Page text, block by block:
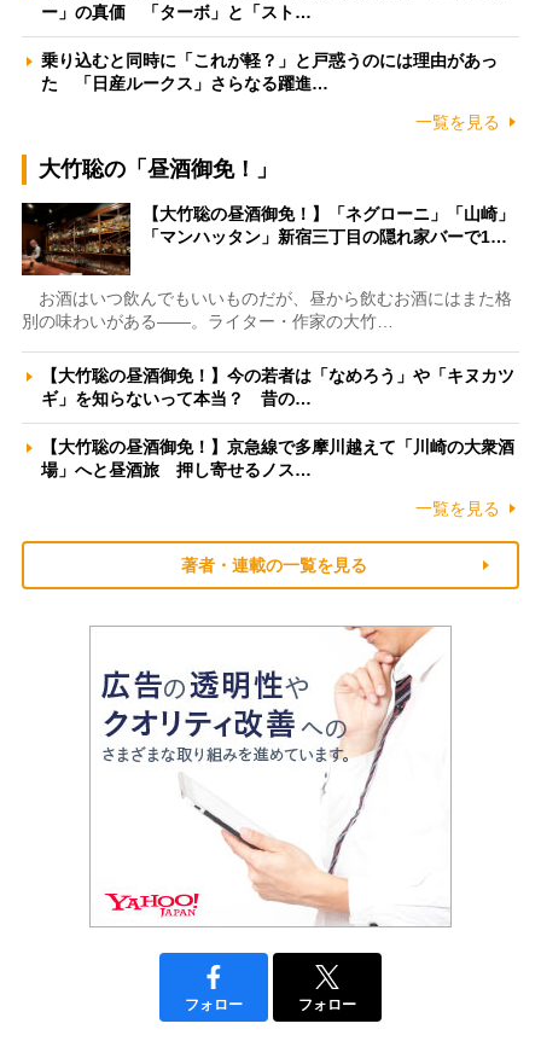
ー」の真価 「ターボ」と「スト…
乗り込むと同時に「これが軽？」と戸惑うのには理由があっ
た 「日産ルークス」さらなる躍進…
一覧を見る
大竹聡の「昼酒御免！」
【大竹聡の昼酒御免！】「ネグローニ」「山崎」
「マンハッタン」新宿三丁目の隠れ家バーで1…
お酒はいつ飲んでもいいものだが、昼から飲むお酒にはまた格
別の味わいがある――。ライター・作家の大竹…
【大竹聡の昼酒御免！】今の若者は「なめろう」や「キヌカツ
ギ」を知らないって本当？ 昔の…
【大竹聡の昼酒御免！】京急線で多摩川越えて「川崎の大衆酒
場」へと昼酒旅 押し寄せるノス…
一覧を見る
著者・連載の一覧を見る
フォロー フォロー